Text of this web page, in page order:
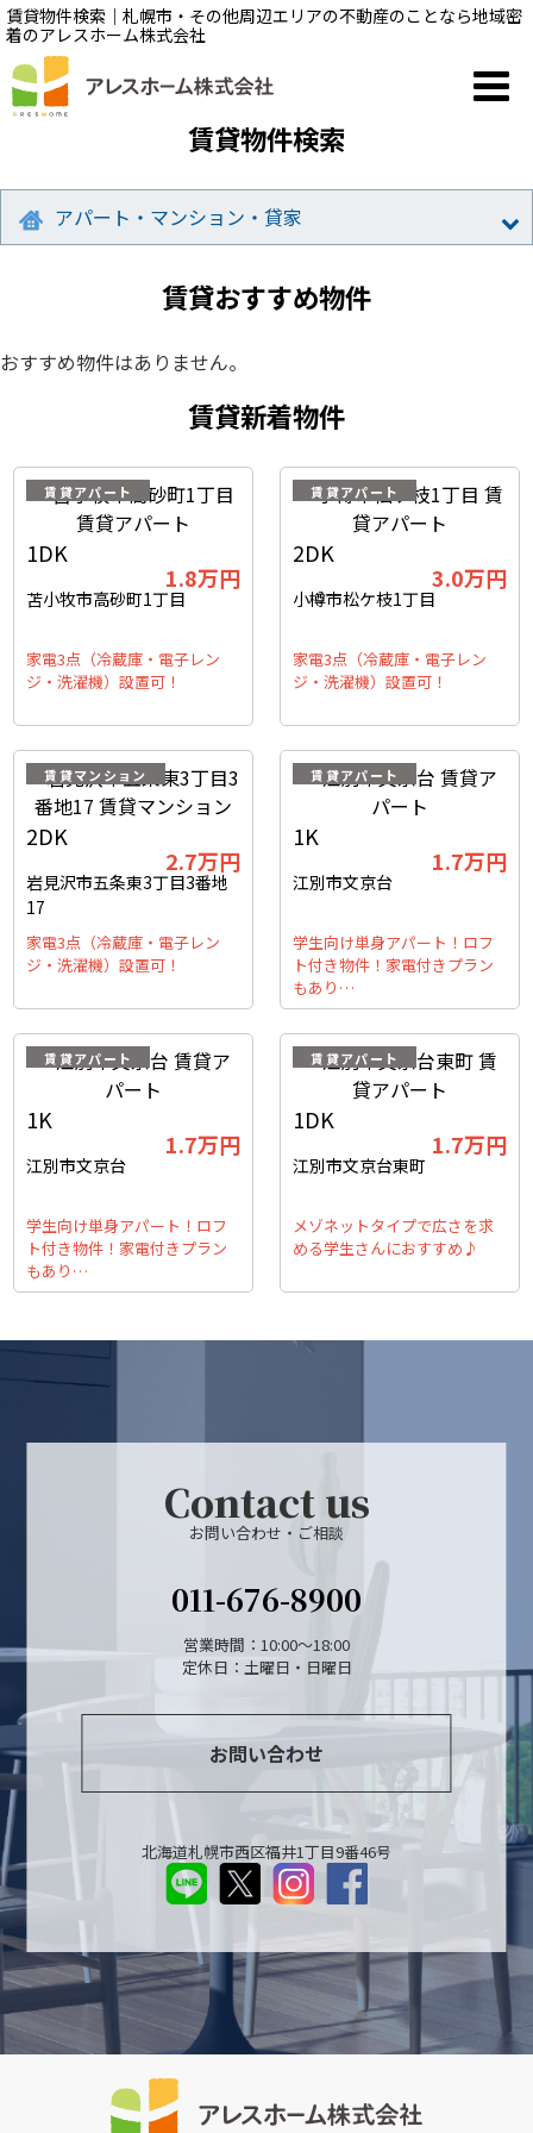
賃貸物件検索｜札幌市・その他周辺エリアの不動産のことなら地域密
着のアレスホーム株式会社
賃貸物件検索
アパート・マンション・貸家
賃貸おすすめ物件
おすすめ物件はありません。
賃貸新着物件
賃貸アパート
1DK
1.8万円
苫小牧市高砂町1丁目
家電3点（冷蔵庫・電子レン
ジ・洗濯機）設置可！
賃貸アパート
2DK
3.0万円
小樽市松ケ枝1丁目
家電3点（冷蔵庫・電子レン
ジ・洗濯機）設置可！
賃貸マンション
2DK
2.7万円
岩見沢市五条東3丁目3番地
17
家電3点（冷蔵庫・電子レン
ジ・洗濯機）設置可！
賃貸アパート
1K
1.7万円
江別市文京台
学生向け単身アパート！ロフ
ト付き物件！家電付きプラン
もあり…
賃貸アパート
1K
1.7万円
江別市文京台
学生向け単身アパート！ロフ
ト付き物件！家電付きプラン
もあり…
賃貸アパート
1DK
1.7万円
江別市文京台東町
メゾネットタイプで広さを求
める学生さんにおすすめ♪
Contact us
お問い合わせ・ご相談
011-676-8900
営業時間：10:00～18:00
定休日：土曜日・日曜日
お問い合わせ
北海道札幌市西区福井1丁目9番46号